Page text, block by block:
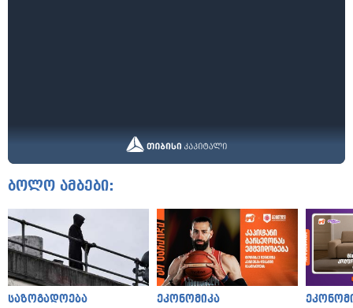
ბოლო ამბები:
საზოგადოება ეკონომიკა